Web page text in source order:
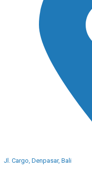
Jl. Cargo, Denpasar, Bali